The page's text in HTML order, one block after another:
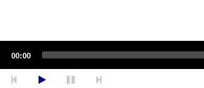
Player
00:00